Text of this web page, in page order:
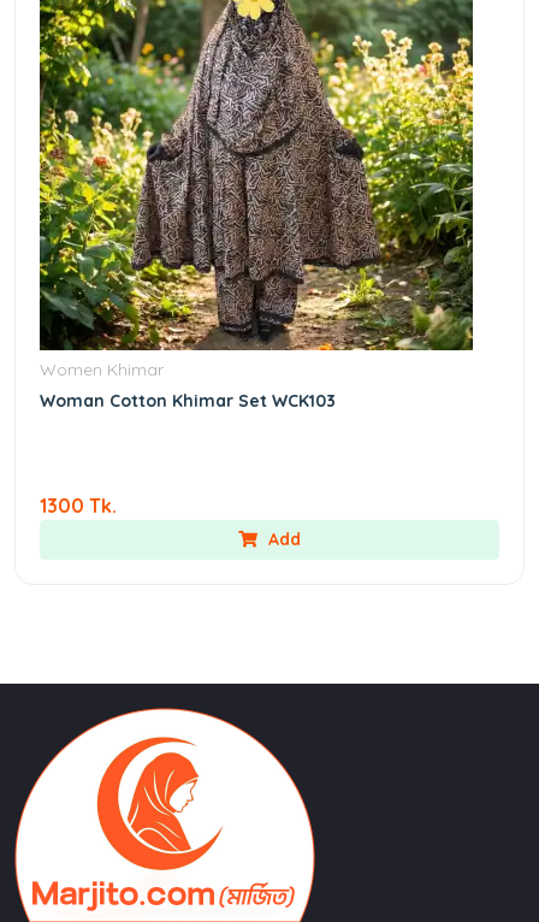
Women Khimar
Woman Cotton Khimar Set WCK103
1300 Tk.
Add